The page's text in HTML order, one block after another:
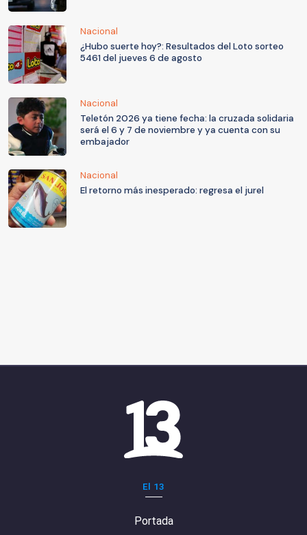
Nacional
¿Hubo suerte hoy?: Resultados del Loto sorteo
5461 del jueves 6 de agosto
Nacional
Teletón 2026 ya tiene fecha: la cruzada solidaria
será el 6 y 7 de noviembre y ya cuenta con su
embajador
Nacional
El retorno más inesperado: regresa el jurel
El 13
Portada